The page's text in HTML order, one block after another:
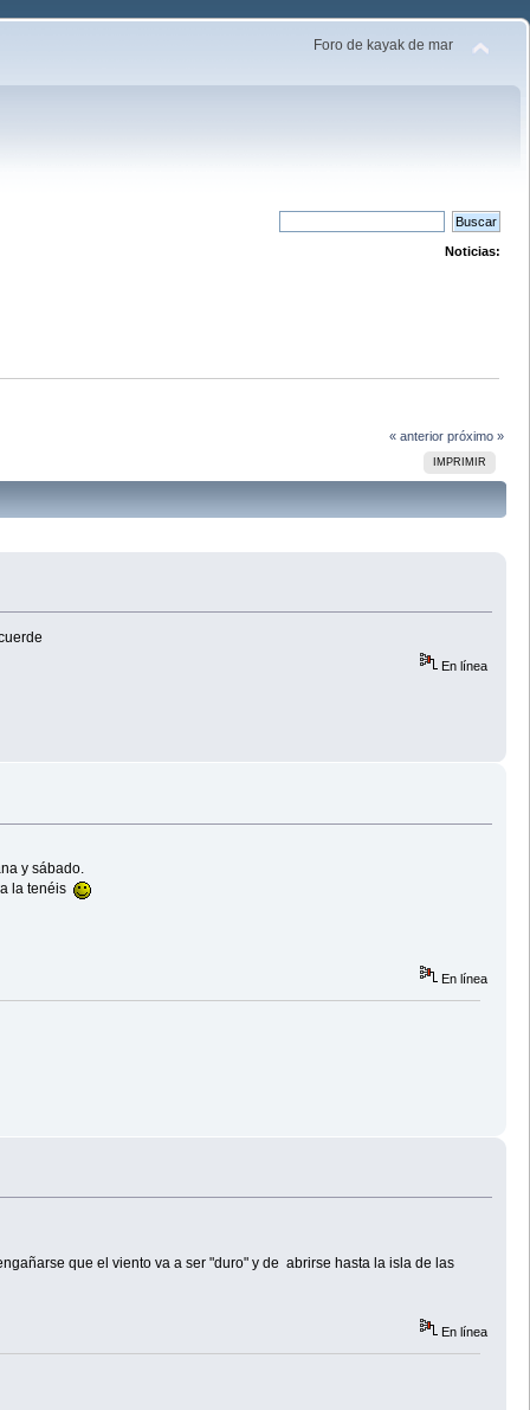
Foro de kayak de mar
Noticias:
« anterior próximo »
IMPRIMIR
En línea
y sábado.
la tenéis
En línea
que el viento va a ser "duro" y de abrirse hasta la isla de las
En línea